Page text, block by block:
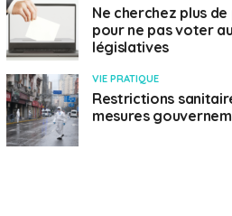
Ne cherchez plus
pour ne pas voter
législatives
VIE PRATIQUE
Restrictions
mesures